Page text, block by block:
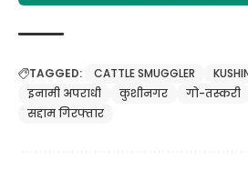
TAGGED: CATTLE SMUGGLER
इनामी अपराधी
कुशीनगर गो-तस्करी
सद्दाम गिरफ्तार